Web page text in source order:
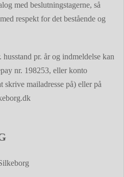
med beslutningstagerne, så
respekt for det bestående og
pr. år og indmeldelse kan
nr. 198253, eller konto
skrive mailadresse på) eller på